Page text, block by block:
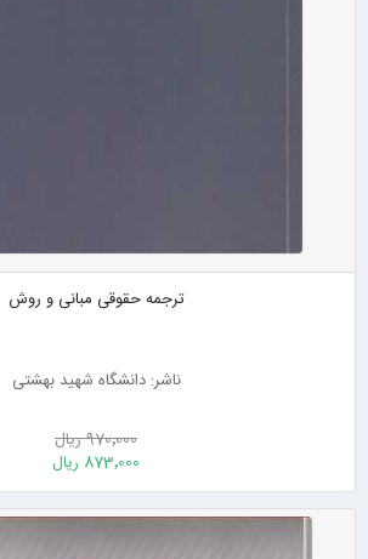
ترجمه حقوقی مبانی و روش
ناشر: دانشگاه شهید بهشتی
970٬000 ریال
873٬000 ریال